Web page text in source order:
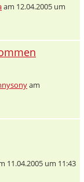
am 12.04.2005 um
am
11.04.2005 um 11:43